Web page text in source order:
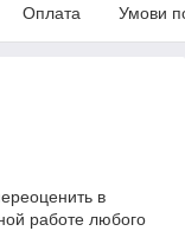
Оплата Умови
в
работе любого